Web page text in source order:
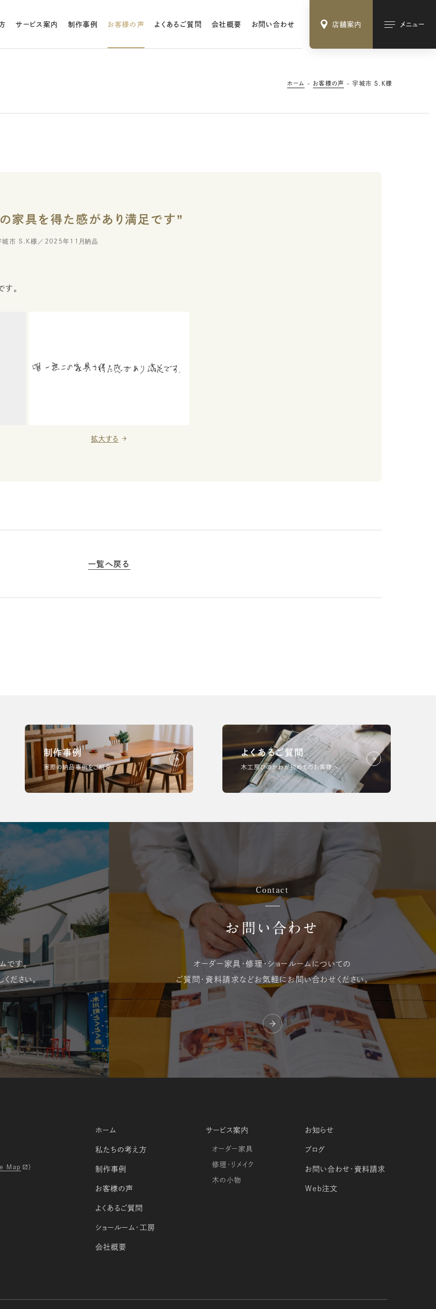
サービス案内 制作事例 お客様の声 よくあるご質問 会社概要 お問い合わせ 店舗案内 メニュー
ホーム お客様の声 宇城市 S.K様
城市 S.K様 2025年11月納品
。
拡大する
一覧へ戻る
制作事例
実際の納品事例をご紹介
よくあるご質問
木工房ひのかわが初めてのお客様へ
です。
ださい。
Contact
お問い合わせ
オーダー家具・修理・ ショールームについての
ご質問・資料請求などお気軽にお問い合わせください。
ホーム
私たちの考え方
サービス案内
オーダー家具
修理・リメイク
木の小物
制作事例
お客様の声
よくあるご質問
ショールーム・工房
会社概要
お知らせ
ブログ
お問い合わせ・資料請求
Web注文
Map
）